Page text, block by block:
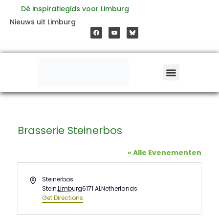
inhoud
Dé inspiratiegids voor Limburg
Nieuws uit Limburg
a
c
e
o
o
o
u
t
b
e
Brasserie Steinerbos
« Alle Evenementen
AddressSteinerbos
Stein,Limburg6171 ALNetherlands
Get Directions